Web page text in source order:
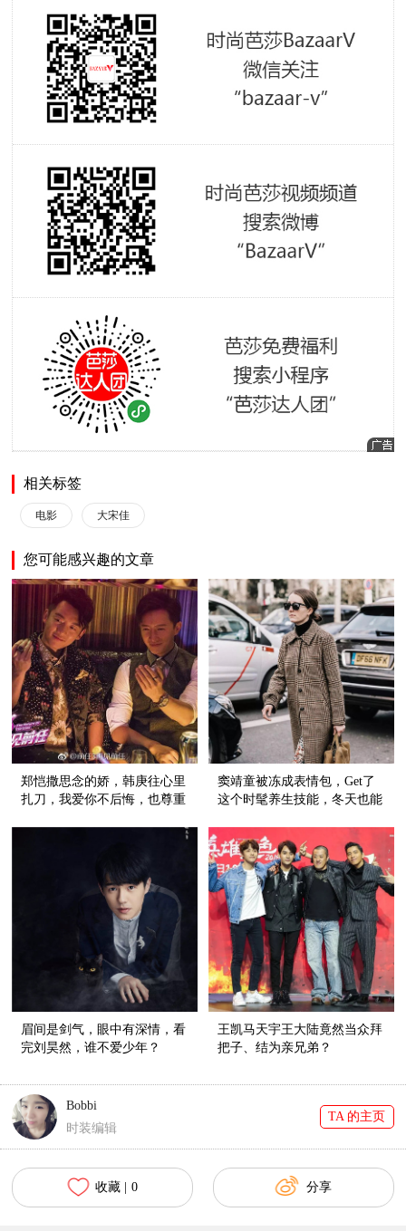
相关标签
电影 大宋佳
您可能感兴趣的文章
郑恺撒思念的娇，韩庚往心里
扎刀，我爱你不后悔，也尊重
窦靖童被冻成表情包，Get了
这个时髦养生技能，冬天也能
眉间是剑气，眼中有深情，看
完刘昊然，谁不爱少年？
王凯马天宇王大陆竟然当众拜
把子、结为亲兄弟？
Bobbi
时装编辑
TA 的主页
收藏 | 0 分享